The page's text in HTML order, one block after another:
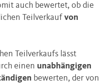
auch bewertet, ob die
Teilverkauf von
Teilverkaufs lässt
einen unabhängigen
bewerten, der von